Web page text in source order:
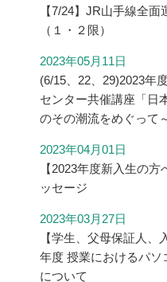
【7/24】JR山手線全
（１・２限）
2023年05月11日
(6/15、22、29)2023年
センター共催講座「日
のその潮流をめぐって
2023年04月01日
【2023年度新入生の
ッセージ
2023年03月27日
【学生、父母保証人
年度 授業におけるパソ
について